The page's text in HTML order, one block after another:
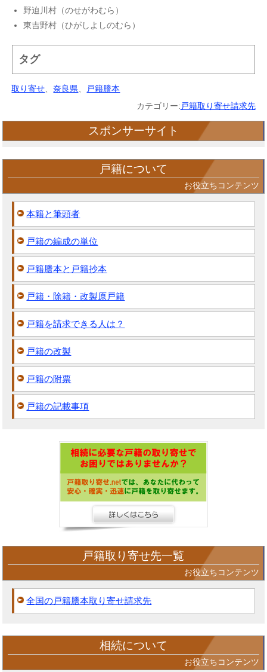
野迫川村（のせがわむら）
東吉野村（ひがしよしのむら）
タグ
取り寄せ 、奈良県
戸籍謄本
カテゴリー:戸籍取り寄せ請求先
スポンサーサイト
戸籍について
お役立ちコンテンツ
本籍と筆頭者
戸籍の編成の単位
戸籍謄本と戸籍抄本
戸籍・除籍・改製原戸籍
戸籍を請求できる人は？
戸籍の改製
戸籍の附票
戸籍の記載事項
戸籍取り寄せ先一覧
お役立ちコンテンツ
全国の戸籍謄本取り寄せ請求先
相続について
お役立ちコンテンツ